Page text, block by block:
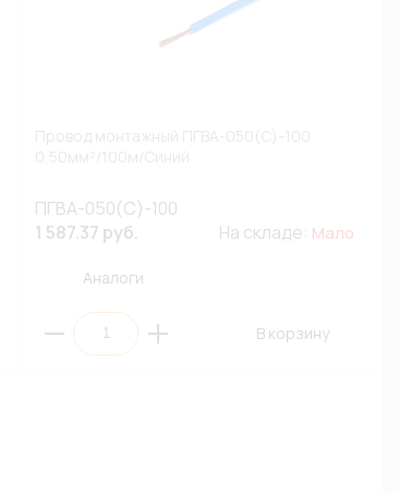
ПГВА-050(С)-100
1 587.37 руб.
На складе: Мало
Аналоги
В корзину